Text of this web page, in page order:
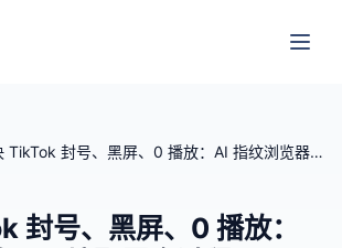
解决 TikTok 封号、黑屏、0 播放：AI 指纹浏览器环境配置全过程
封号、黑屏、0 播放：